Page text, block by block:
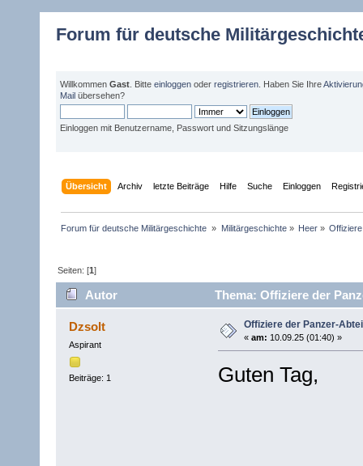
Forum für deutsche
Willkommen Gast . Bitte einloggen oder registrieren . Haben Sie Ihre
Mail übersehen?
Einloggen mit Benutzername, Passwort und Sitzungslänge
Übersicht Archiv letzte Beiträge Hilfe Suche Einloggen
Forum für deutsche Militärgeschichte » Militärgeschichte» Heer»
Seiten: [1]
Autor Thema: Offiziere der
Dzsolt
Aspirant
Beiträge: 1
Offiziere der Panzer-
« am: 10.09.25 (01:40) »
Guten Tag,